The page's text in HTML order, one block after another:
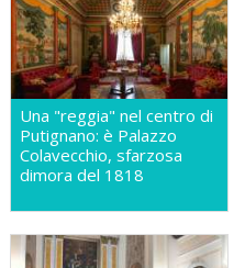
Una "reggia" nel centro di
Putignano: è Palazzo
Colavecchio, sfarzosa
dimora del 1818